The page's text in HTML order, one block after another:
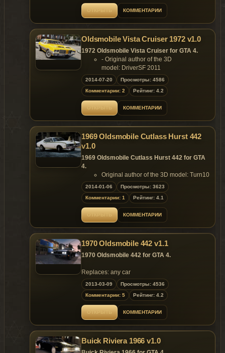
Replaces: any car
КОММЕНТАРИИ
Oldsmobile Vista Cruiser 1972 v1.0
1972 Oldsmobile Vista Cruiser for GTA 4.
- Original author of the 3D
model: DriverSF 2011
- Converted to GTA4 by: Dimon
Features:
- Model support all features of the
game.
Replaces: any car
2014-07-20
Просмотры: 4586
Комментарии: 2
Рейтинг: 4.2
КОММЕНТАРИИ
1969 Oldsmobile Cutlass Hurst 442
v1.0
1969 Oldsmobile Cutlass Hurst 442 for GTA
4.
Original author of the 3D model: Turn10
Studios
Converted to GTA4 by: Policefanatic
Author Email: KeyboardSmasher-
3D@web.de
Author skins by Rennie
Model support all features of the game.
Replaces: any car
2014-01-06
Просмотры: 3623
Комментарии: 1
Рейтинг: 4.1
КОММЕНТАРИИ
1970 Oldsmobile 442 v1.1
1970 Oldsmobile 442 for GTA 4.
Replaces: any car
2013-03-09
Просмотры: 4536
Комментарии: 5
Рейтинг: 4.2
КОММЕНТАРИИ
Buick Riviera 1966 v1.0